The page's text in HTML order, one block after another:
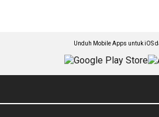
Unduh Mobile Apps untuk iOS